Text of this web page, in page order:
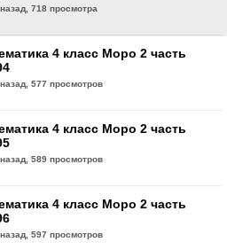
718 просмотра
4 класс Моро 2 часть
577 просмотров
4 класс Моро 2 часть
589 просмотров
4 класс Моро 2 часть
597 просмотров